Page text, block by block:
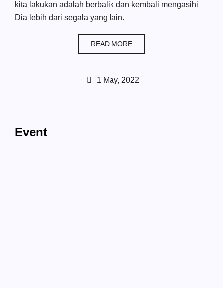
kita lakukan adalah berbalik dan kembali mengasihi
Dia lebih dari segala yang lain.
READ MORE
1 May, 2022
Event